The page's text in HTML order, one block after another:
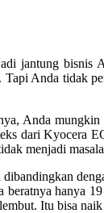
jantung
Tapi Anda
Anda
dari Kyocera
menjadi
beratnya
Itu bisa